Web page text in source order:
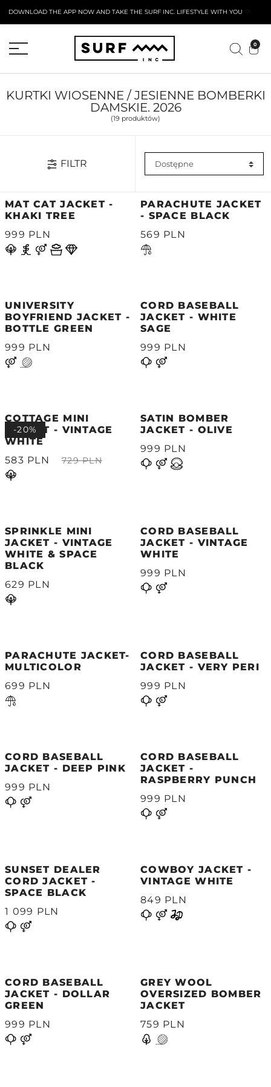
DOWNLOAD THE APP NOW AND TAKE THE SURF INC. LIFESTYLE WITH YOU 🤍
0
KURTKI WIOSENNE / JESIENNE BOMBERKI
DAMSKIE. 2026
(19 produktów)
FILTR
MAT CAT JACKET -
KHAKI TREE
999 PLN
PARACHUTE JACKET
- SPACE BLACK
569 PLN
UNIVERSITY
BOYFRIEND JACKET -
BOTTLE GREEN
999 PLN
CORD BASEBALL
JACKET - WHITE
SAGE
999 PLN
COTTAGE MINI
JACKET - VINTAGE
WHITE
583 PLN
729 PLN
-20%
SATIN BOMBER
JACKET - OLIVE
999 PLN
SPRINKLE MINI
JACKET - VINTAGE
WHITE & SPACE
BLACK
629 PLN
CORD BASEBALL
JACKET - VINTAGE
WHITE
999 PLN
PARACHUTE JACKET-
MULTICOLOR
699 PLN
CORD BASEBALL
JACKET - VERY PERI
999 PLN
CORD BASEBALL
JACKET - DEEP PINK
999 PLN
CORD BASEBALL
JACKET -
RASPBERRY PUNCH
999 PLN
SUNSET DEALER
CORD JACKET -
SPACE BLACK
1 099 PLN
COWBOY JACKET -
VINTAGE WHITE
849 PLN
CORD BASEBALL
JACKET - DOLLAR
GREEN
999 PLN
GREY WOOL
OVERSIZED BOMBER
JACKET
759 PLN
AKTYWNY FORMULARZ ZWROTU